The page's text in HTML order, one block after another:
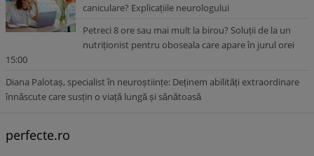
caniculare? Explicațiile neurologului
Petreci 8 ore sau mai mult la birou? Soluții de la un
nutriționist pentru oboseala care apare în jurul orei
15:00
Diana Palotaș, specialist în neuroștiințe: Deținem abilități extraordinare
înnăscute care susțin o viață lungă și sănătoasă
perfecte.ro